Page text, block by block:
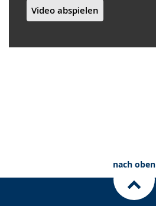
Video abspielen
nach oben